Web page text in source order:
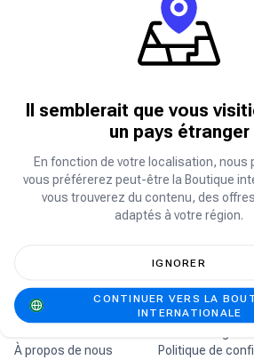
Contactez notre équipe.
Nous contacter
La boutique en ligne leader en Afrique
vos produits de jeux préférés.
Entreprise
À propos de nous
Aide
Politique de
Il semblerait que vous
un pays étranger
En fonction de votre localisation, nous
vous préférerez peut-être la Boutique
vous trouverez du contenu, des
adaptés à votre région.
IGNORER
CONTINUER VERS LA
INTERNATIONALE